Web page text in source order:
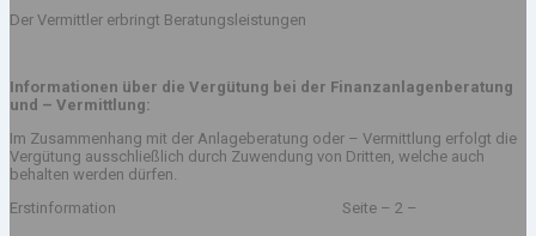
Der Vermittler erbringt Beratungsleistungen
Informationen über die Vergütung bei der Finanzanlagenberatung
und – Vermittlung:
Im Zusammenhang mit der Anlageberatung oder – Vermittlung erfolgt die
Vergütung ausschließlich durch Zuwendung von Dritten, welche auch
behalten werden dürfen.
Erstinformation Seite – 2 –